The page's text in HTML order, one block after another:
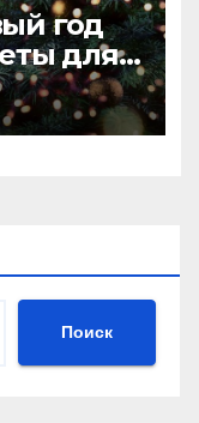
год
для
Поиск